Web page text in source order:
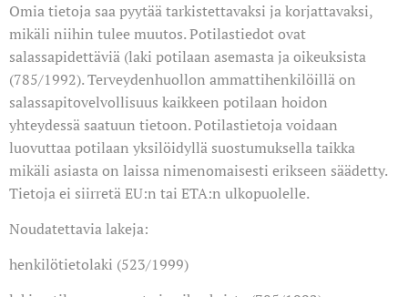
Omia tietoja saa pyytää tarkistettavaksi ja korjattavaksi,
mikäli niihin tulee muutos. Potilastiedot ovat
salassapidettäviä (laki potilaan asemasta ja oikeuksista
(785/1992). Terveydenhuollon ammattihenkilöillä on
salassapitovelvollisuus kaikkeen potilaan hoidon
yhteydessä saatuun tietoon. Potilastietoja voidaan
luovuttaa potilaan yksilöidyllä suostumuksella taikka
mikäli asiasta on laissa nimenomaisesti erikseen säädetty.
Tietoja ei siirretä EU:n tai ETA:n ulkopuolelle.
Noudatettavia lakeja:
henkilötietolaki (523/1999)